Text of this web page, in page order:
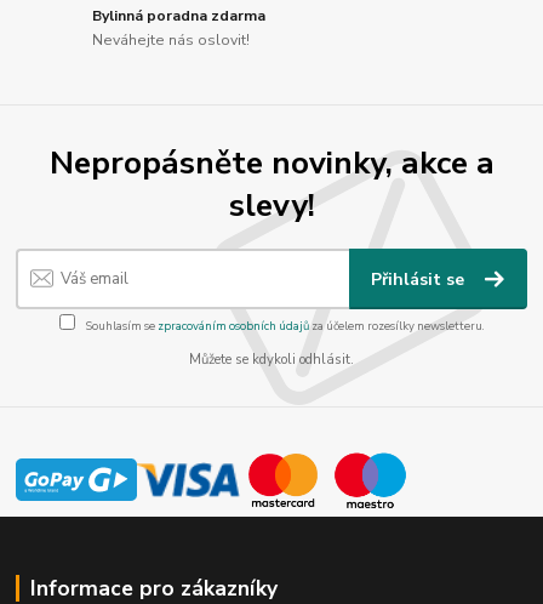
Bylinná poradna zdarma
Neváhejte nás oslovit!
Nepropásněte novinky, akce a
slevy!
Přihlásit se
Souhlasím se zpracováním osobních údajůza účelem rozesílky newsletteru.
Můžete se kdykoli odhlásit.
Informace pro zákazníky